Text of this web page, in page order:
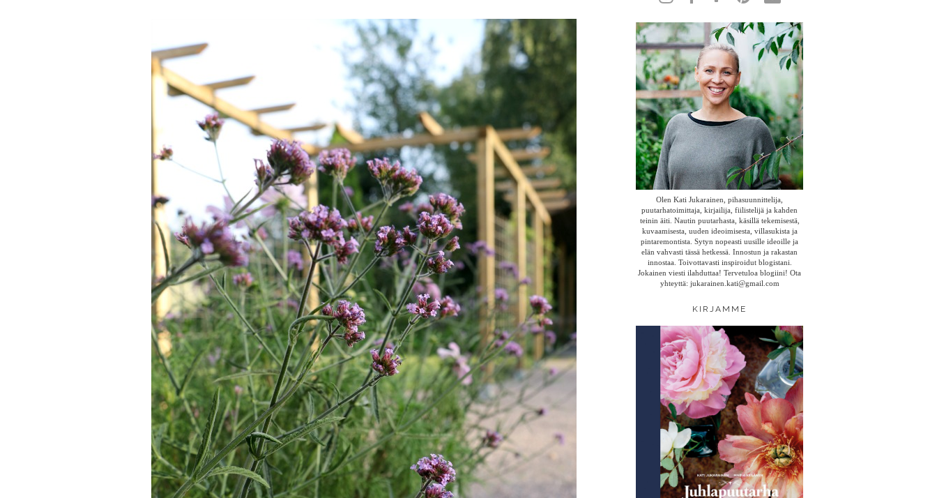
Olen Kati Jukarainen, pihasuunnittelija,
puutarhatoimittaja, kirjailija, fiilistelijä ja kahden
teinin äiti. Nautin puutarhasta, käsillä tekemisestä,
kuvaamisesta, uuden ideoimisesta, villasukista ja
pintaremontista. Sytyn nopeasti uusille ideoille ja
elän vahvasti tässä hetkessä. Innostun ja rakastan
innostaa. Toivottavasti inspiroidut blogistani.
Jokainen viesti ilahduttaa! Tervetuloa blogiini! Ota
yhteyttä: jukarainen.kati@gmail.com
KIRJAMME